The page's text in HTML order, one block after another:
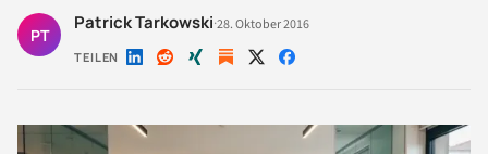
PT
Patrick Tarkowski·28. Oktober 2016
TEILEN Auf Auf Auf Auf Auf